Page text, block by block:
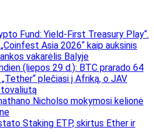
Fund: Yield-First Treasury Play“.
Asia 2026“ kaip auksinis
vakarėlis Balyje
(liepos 29 d.): BTC prarado 64
plečiasi į Afriką, o JAV
Nicholso mokymosi kelionė
Staking ETP, skirtus Ether ir